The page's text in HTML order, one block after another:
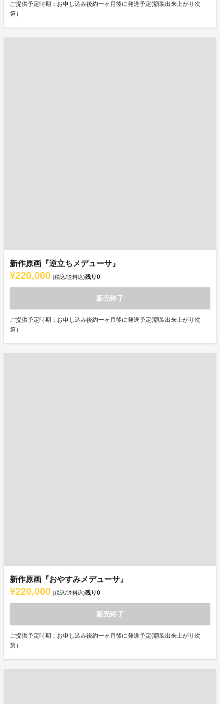
ご提供予定時期：お申し込み後約一ヶ月後に発送予定(額装出来上がり次
第）
新作原画『逆立ちメデューサ』
¥220,000 (税込/送料込)残り0
販売終了
ご提供予定時期：お申し込み後約一ヶ月後に発送予定(額装出来上がり次
第）
新作原画『おやすみメデューサ』
¥220,000 (税込/送料込)残り0
販売終了
ご提供予定時期：お申し込み後約一ヶ月後に発送予定(額装出来上がり次
第）